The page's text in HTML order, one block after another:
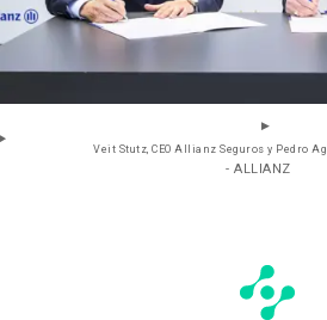
Veit Stutz, CEO Allianz Seguros y Pedro
- ALLIANZ